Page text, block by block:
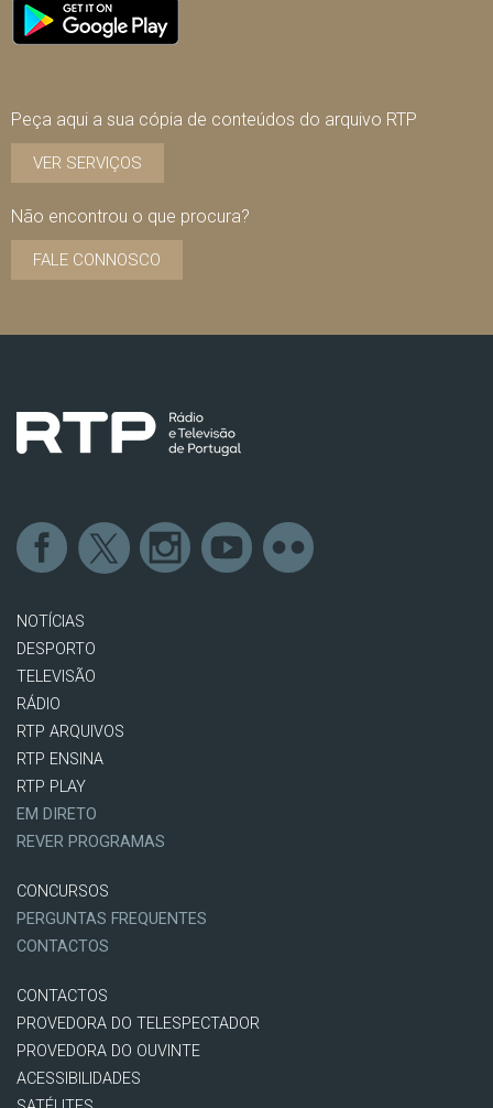
Peça aqui a sua cópia de conteúdos do arquivo RTP
VER SERVIÇOS
Não encontrou o que procura?
FALE CONNOSCO
NOTÍCIAS
DESPORTO
TELEVISÃO
RÁDIO
RTP ARQUIVOS
RTP ENSINA
RTP PLAY
EM DIRETO
REVER PROGRAMAS
CONCURSOS
PERGUNTAS FREQUENTES
CONTACTOS
CONTACTOS
PROVEDORA DO TELESPECTADOR
PROVEDORA DO OUVINTE
ACESSIBILIDADES